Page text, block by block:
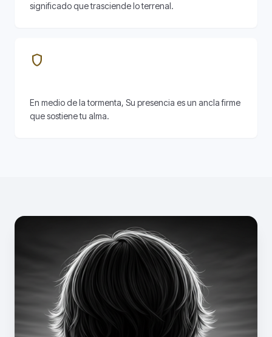
significado que trasciende lo terrenal.
shield
En medio de la tormenta, Su presencia es un ancla firme
que sostiene tu alma.